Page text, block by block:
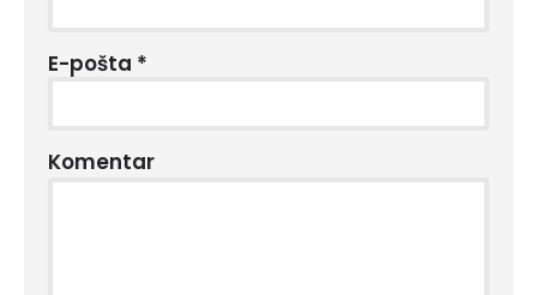
E-pošta *
Komentar